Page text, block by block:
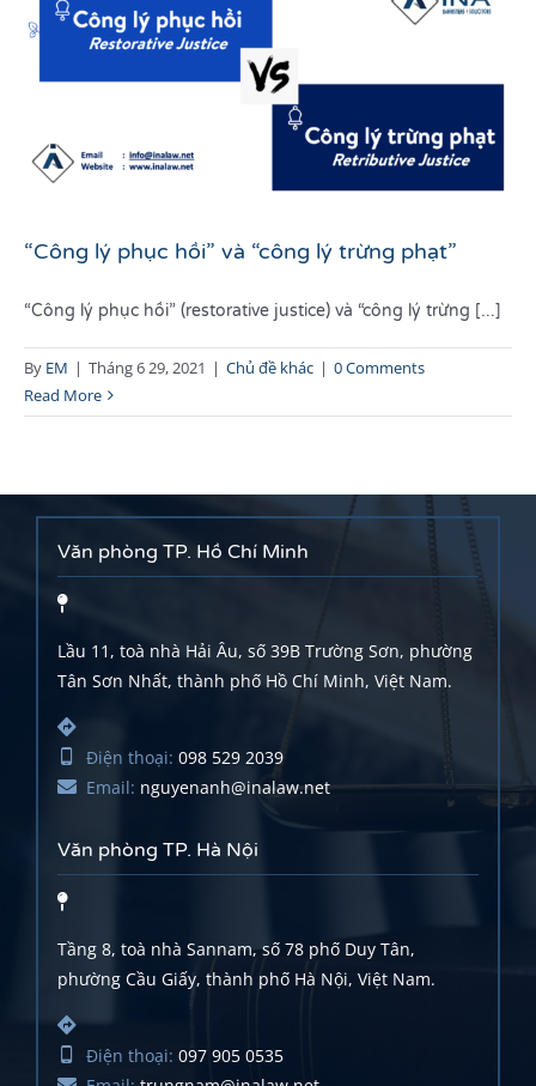
“Công lý phục hồi” và “công lý trừng phạt”
“Công lý phục hồi” (restorative justice) và “công lý trừng [...]
By EM | Tháng 6 29, 2021 | Chủ đề khác | 0 Comments
Read More
Văn phòng TP. Hồ Chí Minh
Lầu 11, toà nhà Hải Âu, số 39B Trường Sơn, phường
Tân Sơn Nhất, thành phố Hồ Chí Minh, Việt Nam.
Điện thoại: 098 529 2039
Email: nguyenanh@inalaw.net
Văn phòng TP. Hà Nội
Tầng 8, toà nhà Sannam, số 78 phố Duy Tân,
phường Cầu Giấy, thành phố Hà Nội, Việt Nam.
Điện thoại: 097 905 0535